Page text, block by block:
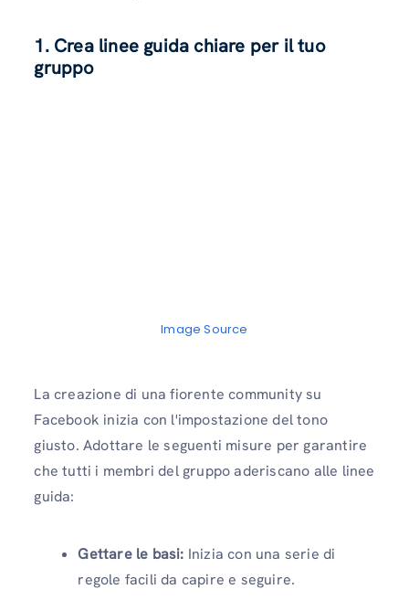
1. Crea linee guida chiare per il tuo
gruppo
Image Source
La creazione di una fiorente community su
Facebook inizia con l'impostazione del tono
giusto. Adottare le seguenti misure per garantire
che tutti i membri del gruppo aderiscano alle linee
guida:
Gettare le basi: Inizia con una serie di
regole facili da capire e seguire.